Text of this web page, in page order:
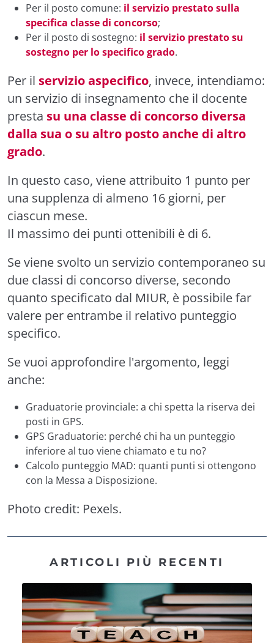
Per il posto comune: il servizio prestato sulla
specifica classe di concorso;
Per il posto di sostegno: il servizio prestato su
sostegno per lo specifico grado.
Per il servizio aspecifico, invece, intendiamo:
un servizio di insegnamento che il docente
presta su una classe di concorso diversa
dalla sua o su altro posto anche di altro
grado.
In questo caso, viene attribuito 1 punto per
una supplenza di almeno 16 giorni, per
ciascun mese.
Il massimo dei punti ottenibili è di 6.
Se viene svolto un servizio contemporaneo su
due classi di concorso diverse, secondo
quanto specificato dal MIUR, è possibile far
valere per entrambe il relativo punteggio
specifico.
Se vuoi approfondire l'argomento, leggi
anche:
Graduatorie provinciale: a chi spetta la riserva dei
posti in GPS.
GPS Graduatorie: perché chi ha un punteggio
inferiore al tuo viene chiamato e tu no?
Calcolo punteggio MAD: quanti punti si ottengono
con la Messa a Disposizione.
Photo credit: Pexels.
ARTICOLI PIÙ RECENTI